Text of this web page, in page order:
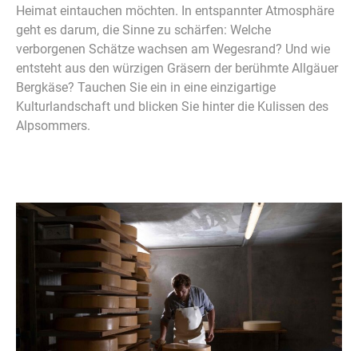
Heimat eintauchen möchten. In entspannter Atmosphäre
geht es darum, die Sinne zu schärfen: Welche
verborgenen Schätze wachsen am Wegesrand? Und wie
entsteht aus den würzigen Gräsern der berühmte Allgäuer
Bergkäse? Tauchen Sie ein in eine einzigartige
Kulturlandschaft und blicken Sie hinter die Kulissen des
Alpsommers.